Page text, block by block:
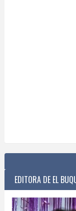
EDITORA DE EL